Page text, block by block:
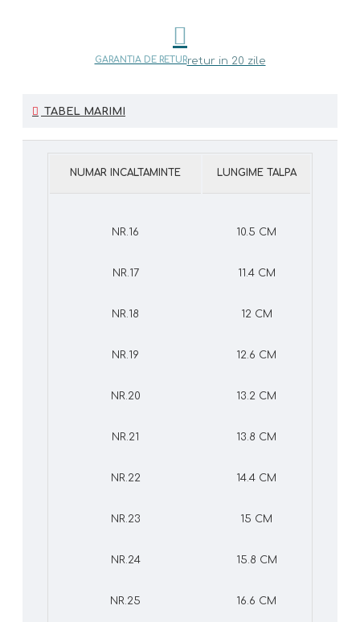
GARANTIA DE RETURretur in 20 zile
TABEL MARIMI
NUMAR INCALTAMINTE LUNGIME TALPA
NR.16 10.5 CM
NR.17 11.4 CM
NR.18 12 CM
NR.19 12.6 CM
NR.20 13.2 CM
NR.21 13.8 CM
NR.22 14.4 CM
NR.23 15 CM
NR.24 15.8 CM
NR.25 16.6 CM